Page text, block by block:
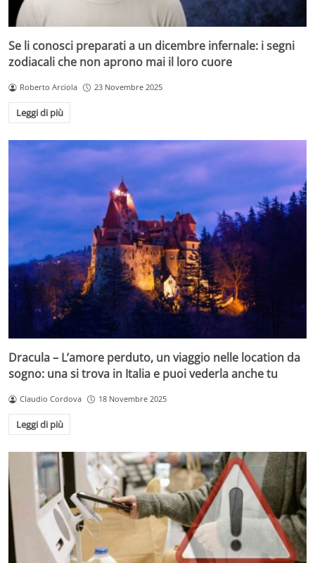
Se li conosci preparati a un dicembre infernale: i segni
zodiacali che non aprono mai il loro cuore
Roberto Arciola 23 Novembre 2025
Leggi di più
Dracula – L’amore perduto, un viaggio nelle location da
sogno: una si trova in Italia e puoi vederla anche tu
Claudio Cordova 18 Novembre 2025
Leggi di più